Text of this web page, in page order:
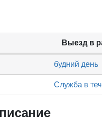
Выезд в
будний день
Служба в